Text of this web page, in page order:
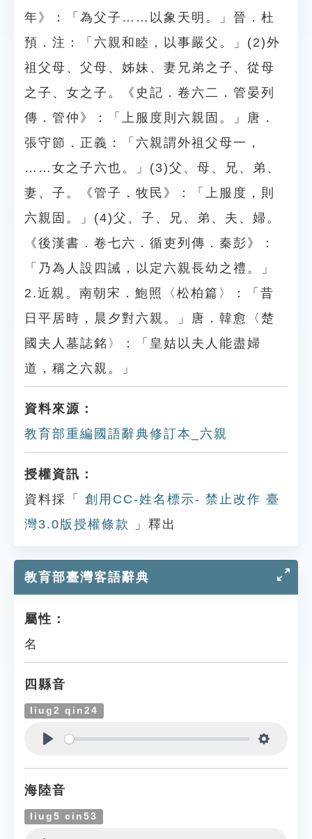
年》：「為父子……以象天明。」晉．杜
預．注：「六親和睦，以事嚴父。」(2)外
祖父母、父母、姊妹、妻兄弟之子、從母
之子、女之子。《史記．卷六二．管晏列
傳．管仲》：「上服度則六親固。」唐．
張守節．正義：「六親謂外祖父母一，
……女之子六也。」(3)父、母、兄、弟、
妻、子。《管子．牧民》：「上服度，則
六親固。」(4)父、子、兄、弟、夫、婦。
《後漢書．卷七六．循吏列傳．秦彭》：
「乃為人設四誡，以定六親長幼之禮。」
2.近親。南朝宋．鮑照〈松柏篇〉：「昔
日平居時，晨夕對六親。」唐．韓愈〈楚
國夫人墓誌銘〉：「皇姑以夫人能盡婦
道，稱之六親。」
資料來源：
教育部重編國語辭典修訂本_六親
授權資訊：
資料採「
創用CC-姓名標示- 禁止改作 臺
灣3.0版授權條款
」釋出
教育部臺灣客語辭典
屬性：
名
四縣音
liug2 qin24
海陸音
liug5 cin53